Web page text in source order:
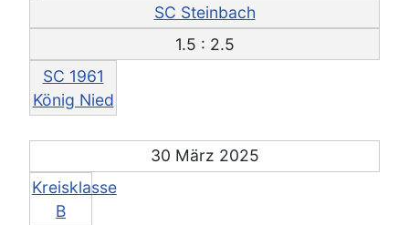
SC Steinbach
1.5 : 2.5
SC 1961
König Nied
30 März 2025
Kreisklasse
B